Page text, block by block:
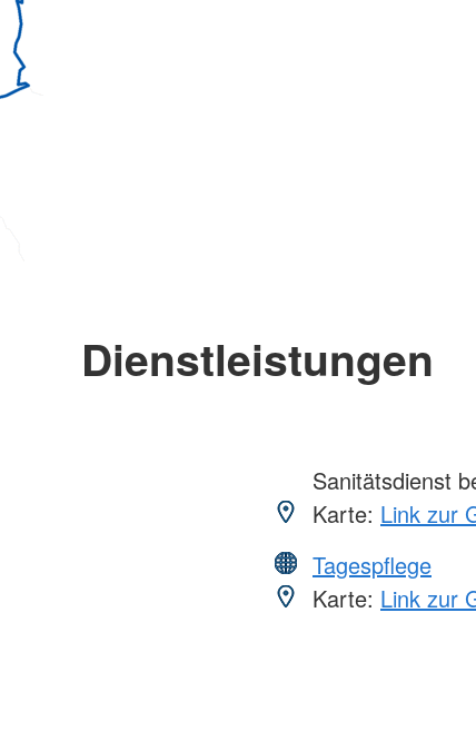
Dienstleistungen
Sanitätsdienst
Karte: Link zur
Tagespflege
Karte: Link zur